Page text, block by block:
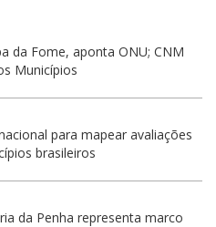
da Fome, aponta ONU; CNM
Municípios
para mapear avaliações
brasileiros
da Penha representa marco